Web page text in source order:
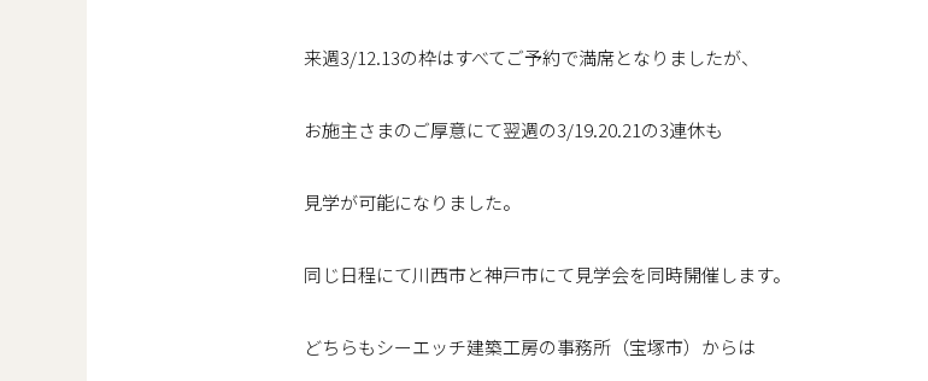
来週3/12.13の枠はすべてご予約で満席となりましたが、
お施主さまのご厚意にて翌週の3/19.20.21の3連休も
見学が可能になりました。
同じ日程にて川西市と神戸市にて見学会を同時開催します。
どちらもシーエッチ建築工房の事務所（宝塚市）からは